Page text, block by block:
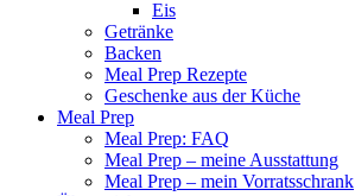
Eis
Getränke
Backen
Meal Prep Rezepte
Geschenke aus der Küche
Meal Prep
Meal Prep: FAQ
Meal Prep – meine Ausstattung
Meal Prep – mein Vorratsschrank